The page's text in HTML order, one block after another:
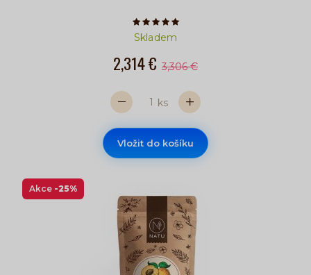
Počet hvězdiček je 5 z 5
Skladem
2,314 € 3,306 €
ks
Vložit do košíku
Akce -25%